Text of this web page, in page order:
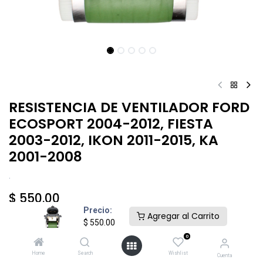
Precio:
$ 550.00
Agregar al Carrito
Home Search
0
Wishlist Cuenta
RESISTENCIA DE VENTILADOR FORD
ECOSPORT 2004-2012, FIESTA
2003-2012, IKON 2011-2015, KA
2001-2008
$ 550.00